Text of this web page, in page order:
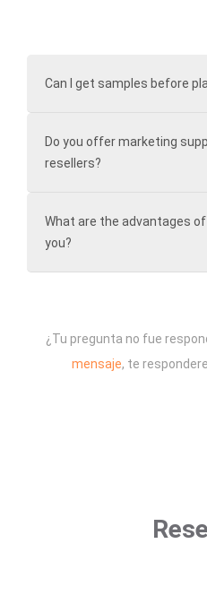
Can I get samples before
Do you offer marketing
resellers?
What are the advantages
you?
¿Tu pregunta no fue
mensaje, te